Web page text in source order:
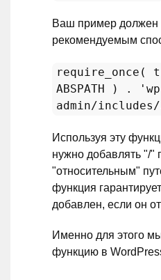
Ваш пример должен
рекомендуемым
ABSPATH ) .
admin/
Используя эту
нужно добавлять "/"
"относительным"
функция
добавлен, если он
Именно для этого
функцию в